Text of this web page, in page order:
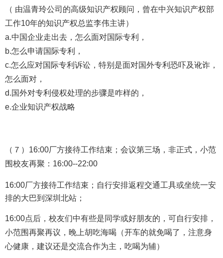
（ 由温青玲公司的高级知识产权顾问，曾在中兴知识产权部
工作10年的知识产权总监李伟主讲）
a.中国企业走出去，怎么面对国际专利，
b.怎么申请国际专利，
c.怎么应对国际专利诉讼，特别是面对国外专利恐吓及讹诈，
怎么面对，
d.国外对专利侵权处理的步骤是咋样的，
e.企业知识产权战略
（７） 16:00厂方接待工作结束； 会议第三场，非正式，小范
围校友再聚：16:00--22:00
16:00厂方接待工作结束； 自行安排返程交通工具或坐统一安
排的大巴到深圳北站；
16:00点后，校友们中有些是同学或好朋友的，可自行安排，
小范围再聚再议，晚上胡吃海喝（开车的就免喝了，注意身
心健康，建议还是交流合作为主，吃喝为辅）